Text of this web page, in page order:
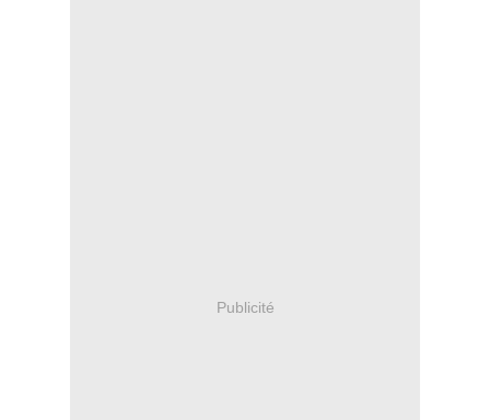
Publicité